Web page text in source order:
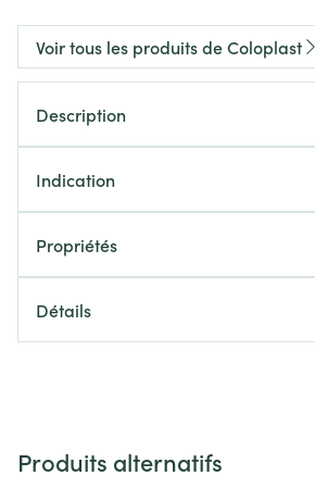
Voir tous les produits de Coloplast
Description
Indication
Propriétés
Détails
Produits alternatifs